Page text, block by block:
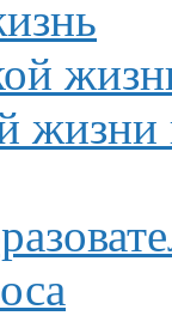
жизни